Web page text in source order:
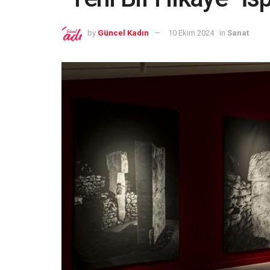
by Güncel Kadın 10 Ekim 2024 in Sanat